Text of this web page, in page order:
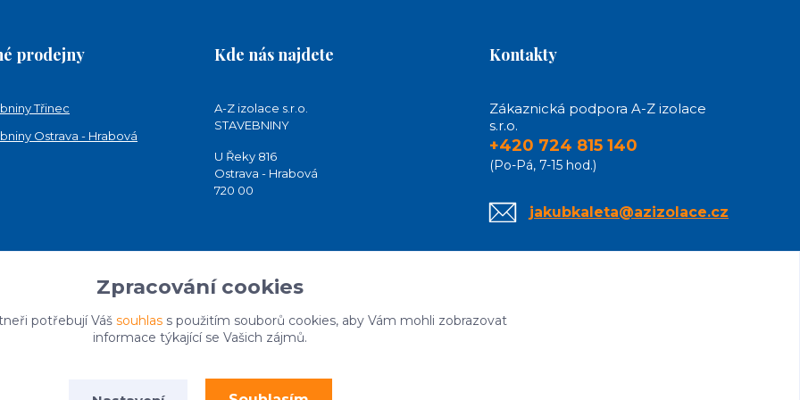
prodejny
Třinec
Ostrava - Hrabová
Kde nás najdete
A-Z izolace s.r.o.
STAVEBNINY
U Řeky 816
Ostrava - Hrabová
720 00
Kontakty
Zákaznická podpora A-Z izolace
s.r.o.
+420 724 815 140
(Po-Pá, 7-15 hod.)
jakubkaleta@azizolace.cz
Zpracování cookies
potřebují Váš souhlass použitím souborů cookies, aby Vám mohli zobrazovat
informace týkající se Vašich zájmů.